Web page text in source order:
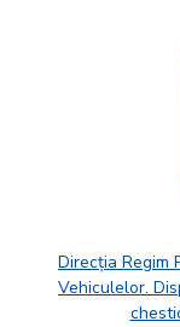
Direcția Regim
Vehiculelor.